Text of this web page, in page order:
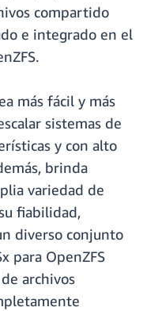
compartido
e integrado en el
más fácil y más
sistemas de
y con alto
brinda
variedad de
fiabilidad,
diverso conjunto
para OpenZFS
archivos